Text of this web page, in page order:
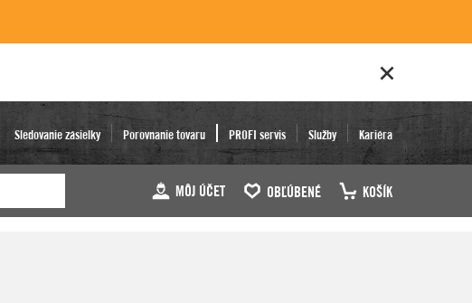
Sledovanie zásielky Porovnanie tovaru PROFI servis Služby Kariéra
MÔJ ÚČET OBĽÚBENÉ KOŠÍK